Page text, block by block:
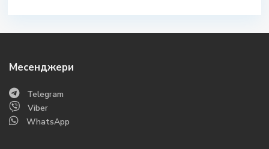
Месенджери
Telegram
Viber
WhatsApp